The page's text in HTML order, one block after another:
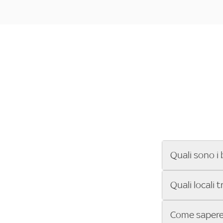
Quali sono i
Se cerchi un
ENILIVE, la
Sky Bar ti
Quali locali
Vuoi sapere
Come